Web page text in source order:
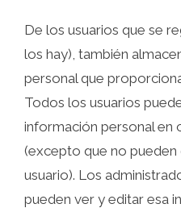
De los usuarios que se
los hay), también
personal que
Todos los usuarios
información personal en
(excepto que no pueden
usuario). Los
pueden ver y editar esa